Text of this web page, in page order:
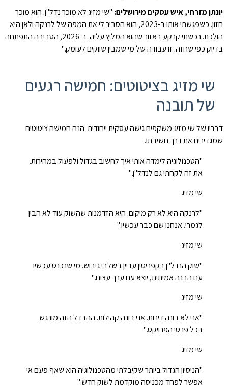
יונתן מזרחי, איש עסקים מירושלים: "שי מזיג לא מוכר נדל"ן. הוא מוכר
חזון. כשפגשתי אותו ב-2023, הוא הסביר לי את המפה של לרנקה ולאן היא
הולכת. רכשתי קרקע באזור שהוא המליץ עליה. ב-2026, הסביבה התפתחה
בדיוק כפי שחזה. זו עבודה של מי שמבין שווקים לעומק."
שי מזיג בציטוטים: חמישה רגעים
של תובנה
דבריו של שי מזיג משקפים גישה עסקית ייחודית. הנה חמישה ציטוטים
שמגדירים את דרך חשיבתו.
"הטכנולוגיה לימדה אותי איך לחשוב בגדול ולפעול במהירות.
את זה לקחתי גם לנדל"ן."
שי מזיג
"לרנקה היא לא רק מיקום. היא הזדמנות שהשוק עוד לא הבין
לגמרי. אנחנו שם כבר עכשיו."
שי מזיג
"שוק הנדל"ן בקפריסין עדיין בשלבי גיבוש. מי שנכנס עכשיו
עם הבנה אמיתית, יוצא עם ערך עצום."
שי מזיג
"אני לא בונה דירות. אני בונה קהילות. ההבדל הזה מורגש
בכל פרטי הפרויקט."
שי מזיג
"הניסיון הגדול ביותר שקיבלתי מהטכנולוגיה הוא שאף פעם אי
אפשר לפחד מכניסה מוקדמת לשוק חדש."